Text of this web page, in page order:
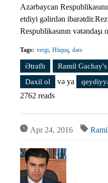
Azərbaycan
etdiyi gəlirdən
Respublikasının
Tags: vergi Hüquq dərs
Ətraflı Vergi
haqqında
Ramil
Daxil ol
və ya
2762 reads
Apr 24, 2016